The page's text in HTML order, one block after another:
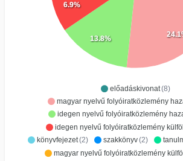
előadáskivonat(8)
magyar nyelvű folyóiratközlemény
idegen nyelvű folyóiratközlemény
idegen nyelvű folyóiratközlemény
könyvfejezet(2) szakkönyv(2)
magyar nyelvű folyóiratközlemény
13.8%
6.9%